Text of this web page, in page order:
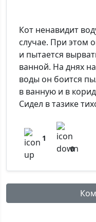
Кот ненавидит
случае. При этом
и пытается
ванной. На днях
воды он боится
в ванную и в
Сидел в тазике
1
0